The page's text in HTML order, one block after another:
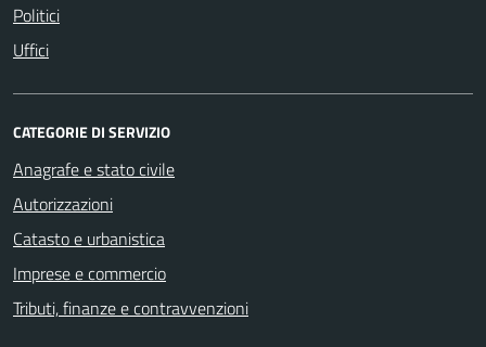
Politici
Uffici
CATEGORIE DI SERVIZIO
Anagrafe e stato civile
Autorizzazioni
Catasto e urbanistica
Imprese e commercio
Tributi, finanze e contravvenzioni